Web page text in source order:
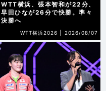
WTT横浜、張本智和が22分、
早田ひなが26分で快勝。準々
決勝へ
WTT横浜2026 | 2026/08/07